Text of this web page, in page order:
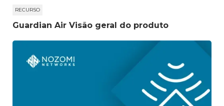
RECURSO
Guardian Air Visão geral do produto